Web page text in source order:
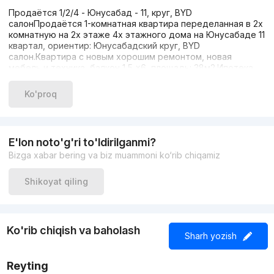
Продаётся 1/2/4 - Юнусабад - 11, круг, ВYD
салонПродаётся 1-комнатная квартира переделанная в 2х
комнатную на 2х этаже 4х этажного дома на Юнусабаде 11
квартал, ориентир: Юнусабадский круг, BYD
салон.Квартира с новым хорошим ремонтом, новая
мебель и техника, балкон 1,5 ×6, площадь: 38м2.Ипотека
Ko'proq
E'lon noto'g'ri to'ldirilganmi?
Bizga xabar bering va biz muammoni ko‘rib chiqamiz
Shikoyat qiling
Ko'rib chiqish va baholash Sharh yozish
Reyting